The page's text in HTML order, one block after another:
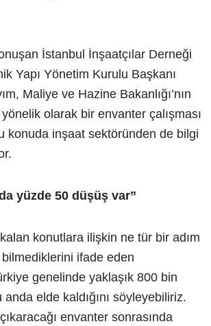
İstanbul İnşaatçılar Derneği
Yapı Yönetim Kurulu Başkanı
Maliye ve Hazine Bakanlığı’nın
olarak bir envanter çalışması
konuda inşaat sektöründen de bilgi
yüzde 50 düşüş var”
konutlara ilişkin ne tür bir adım
bilmediklerini ifade eden
genelinde yaklaşık 800 bin
anda elde kaldığını söyleyebiliriz.
envanter sonrasında